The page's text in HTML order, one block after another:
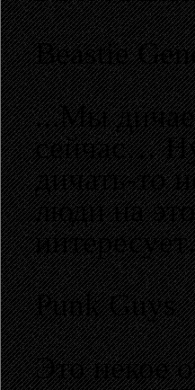
Beastie
...Мы
сейчас…
дичать-то
люди на
Punk Guys
Это некое